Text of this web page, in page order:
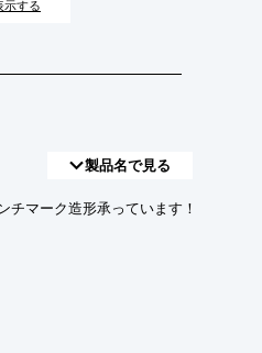
示する
製品名で見る
チマーク造形承っています！